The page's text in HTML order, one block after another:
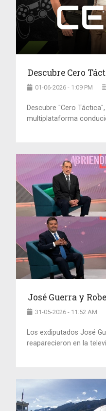
Descubre Cero
01-06-2026 - 1:09 PM
Descubre "Cero
multiplataforma
José Guerra y
31-05-2026 - 11:52 AM
Los exdiputados José
reaparecieron en la